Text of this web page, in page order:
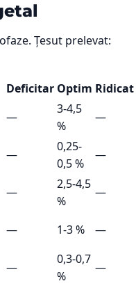
Țesut prelevat:
Deficitar Optim Ridicat
—
3-4,5
%
—
—
0,25-
0,5 %
—
—
2,5-4,5
%
—
— 1-3 %
—
—
0,3-0,7
%
—